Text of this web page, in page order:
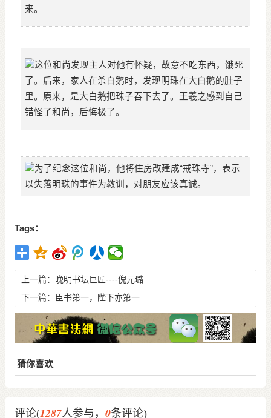
来。
这位和尚发现主人对他有怀疑，故意不吃东西，饿死
了。后来，家人在杀白鹅时，发现明珠在大白鹅的肚子
里。原来，是大白鹅把珠子吞下去了。王羲之感到自己
错怪了和尚，后悔极了。
为了纪念这位和尚，他将住房改建成“戒珠寺”，表示
以失落明珠的事件为教训，对朋友应该真诚。
Tags：
上一篇：
晚明书坛巨匠----倪元璐
下一篇：
臣书第一，陛下亦第一
猜你喜欢
评论(1287人参与， 0条评论)